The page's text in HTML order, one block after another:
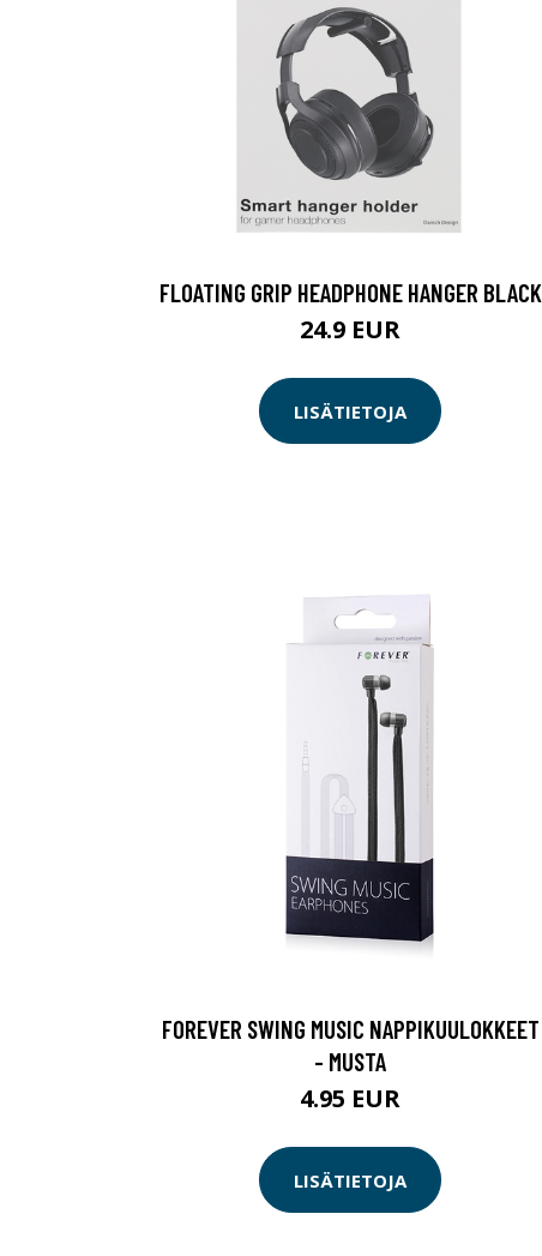
FLOATING GRIP HEADPHONE HANGER BLACK
24.9 EUR
LISÄTIETOJA
FOREVER SWING MUSIC NAPPIKUULOKKEET
- MUSTA
4.95 EUR
LISÄTIETOJA